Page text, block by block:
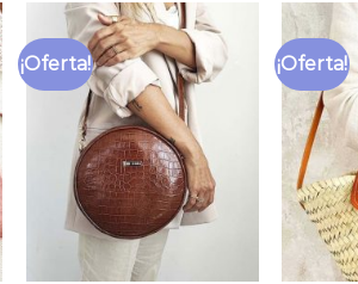
¡Oferta! ¡Oferta!